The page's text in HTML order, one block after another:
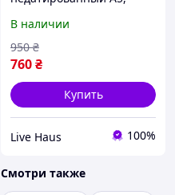
деловой блокнот для
бизнеса 208стр (J24)
В наличии
760₴
950 ₴
Купить
Live Haus 100%
Смотри также